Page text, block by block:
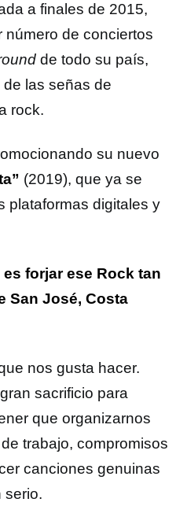
a finales de 2015,
número de conciertos
de todo su país,
las señas de
rock.
su nuevo
(2019), que ya se
plataformas digitales y
forjar ese Rock tan
San José, Costa
nos gusta hacer.
sacrificio para
que organizarnos
trabajo, compromisos
canciones genuinas
serio.